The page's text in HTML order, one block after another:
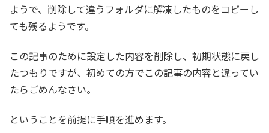
ようで、削除して違うフォルダに解凍したものをコピーし
ても残るようです。
この記事のために設定した内容を削除し、初期状態に戻し
たつもりですが、初めての方でこの記事の内容と違ってい
たらごめんなさい。
ということを前提に手順を進めます。